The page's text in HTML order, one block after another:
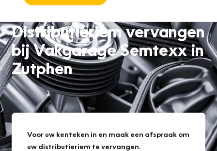
Onderhoud en reparatie
Distributieriem vervangen
bij Vakgarage Semtexx in
Zutphen
Voor uw kenteken in en maak een afspraak om
uw distributieriem te vervangen.